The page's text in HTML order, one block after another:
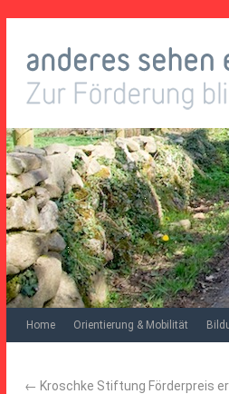
Home Orientierung & Mobilität
← Kroschke Stiftung Förderpreis